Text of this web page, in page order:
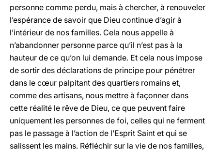
personne comme perdu, mais à chercher, à renouveler
l’espérance de savoir que Dieu continue d’agir à
l’intérieur de nos familles. Cela nous appelle à
n’abandonner personne parce qu’il n’est pas à la
hauteur de ce qu’on lui demande. Et cela nous impose
de sortir des déclarations de principe pour pénétrer
dans le cœur palpitant des quartiers romains et,
comme des artisans, nous mettre à façonner dans
cette réalité le rêve de Dieu, ce que peuvent faire
uniquement les personnes de foi, celles qui ne ferment
pas le passage à l’action de l’Esprit Saint et qui se
salissent les mains. Réfléchir sur la vie de nos familles,